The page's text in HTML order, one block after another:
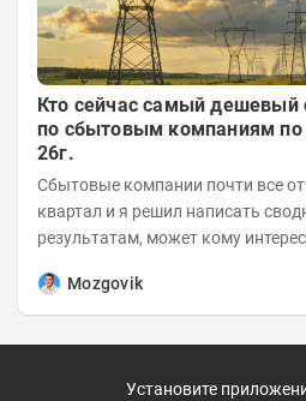
Кто сейчас самый дешевый
по сбытовым компаниям по
26г.
Сбытовые компании почти все
квартал и я решил написать
результатам, может кому интересно будет.
Mozgovik
Установите